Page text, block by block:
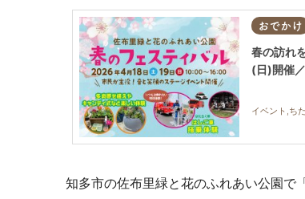
おでかけ
春の訪れ
(日)開催
イベント,ち
知多市の佐布里緑と花のふれあい公園で